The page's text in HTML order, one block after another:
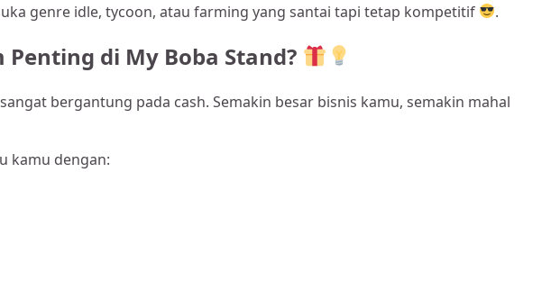
genre idle, tycoon, atau farming yang santai tapi tetap kompetitif .
Penting di My Boba Stand?
bergantung pada cash. Semakin besar bisnis kamu, semakin mahal
kamu dengan: